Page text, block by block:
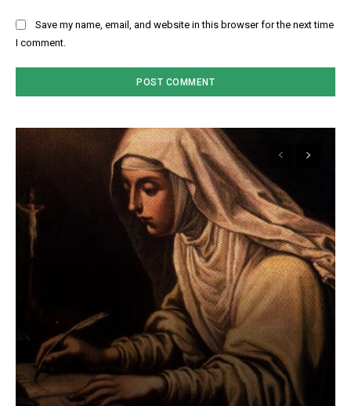
Save my name, email, and website in this browser for the next time
I comment.